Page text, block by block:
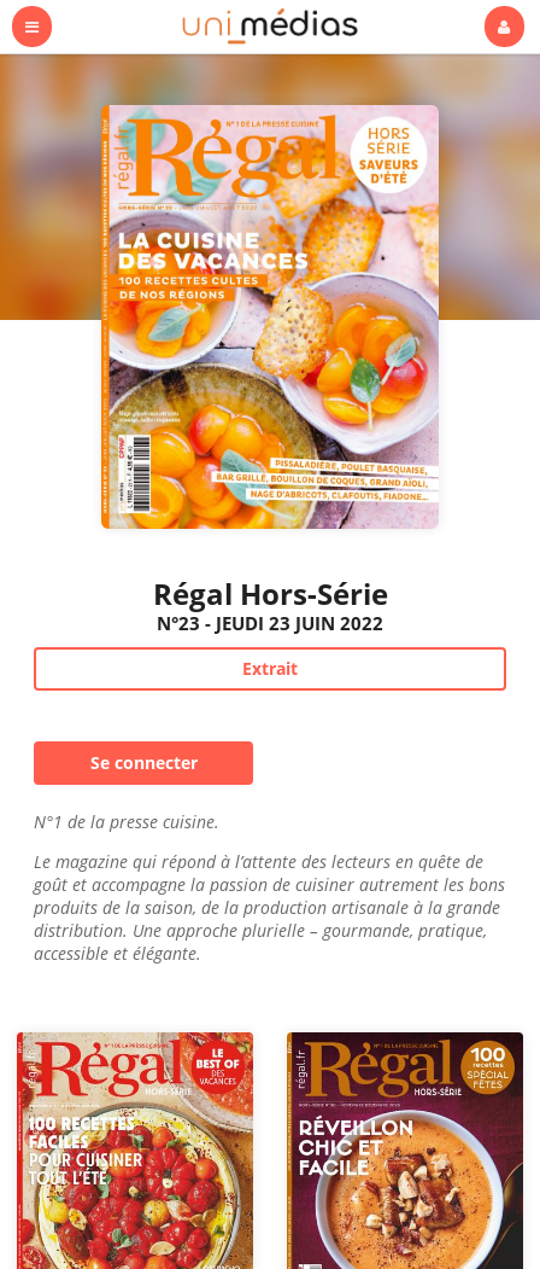
Régal Hors-Série
N°23 - JEUDI 23 JUIN 2022
Extrait
Se connecter
N°1 de la presse cuisine.
Le magazine qui répond à l’attente des lecteurs en quête de
goût et accompagne la passion de cuisiner autrement les bons
produits de la saison, de la production artisanale à la grande
distribution. Une approche plurielle – gourmande, pratique,
accessible et élégante.